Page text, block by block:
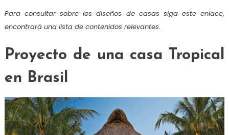
Para consultar sobre los diseños de casas siga este enlace,
encontrará una lista de contenidos relevantes.
Proyecto de una casa Tropical
en Brasil